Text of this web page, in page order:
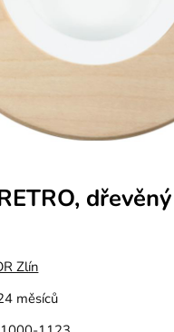
Zlín
měsíců